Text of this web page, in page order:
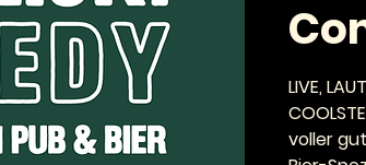
LIVE,
voller